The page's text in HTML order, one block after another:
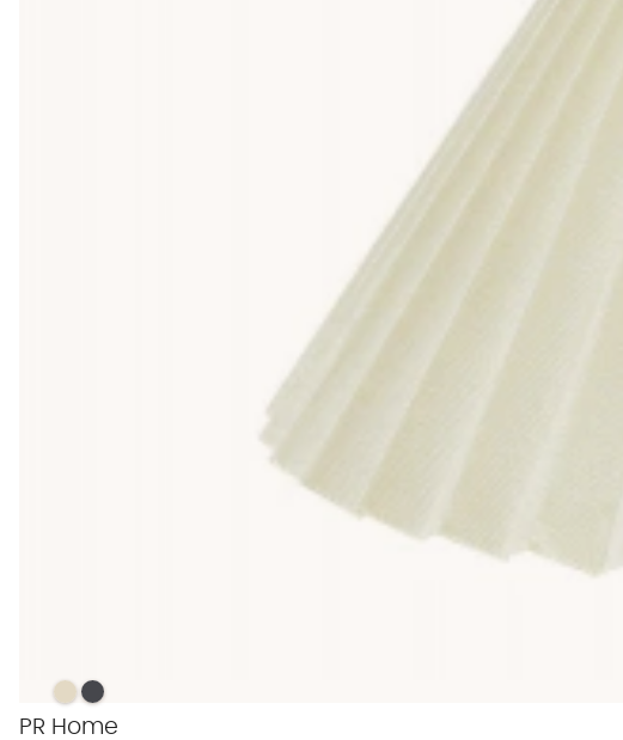
ASTRID Veckad 35cm Krämvit Finns även i dessa färger:
ASTRID Veckad 35cm Krämvit
ASTRID Veckad 35cm Krämvit
PR Home